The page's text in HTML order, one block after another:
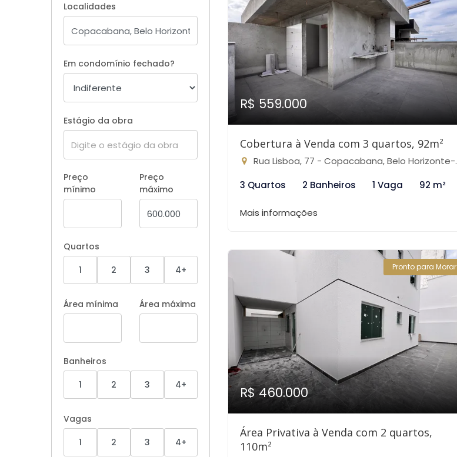
Localidades
Em condomínio fechado?
Estágio da obra
Preço
mínimo
Preço
máximo
Quartos
1
2 3 4+
Área mínima Área máxima
Banheiros
1
2 3 4+
Vagas
1
2 3 4+
R$ 559.000
Cobertura à Venda com 3 quartos, 92m²
Rua Lisboa, 77 - Copacabana, Belo Horizonte-MG
3 Quartos
2 Banheiros 1 Vaga 92 m²
Mais informações
Pronto para Morar
R$ 460.000
Área Privativa à Venda com 2 quartos,
110m²